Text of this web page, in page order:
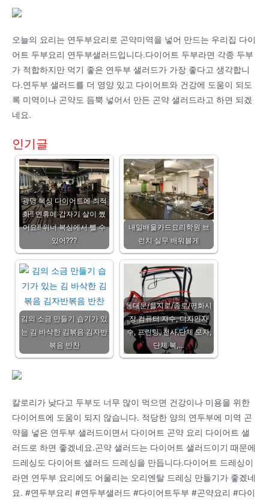
오늘의 요리는 연두부요리로 곤약미역을 넣어 만드는 우리집 다이
어트 두부요리 연두부샐러드입니다.다이어트 두부라면 각종 두부
가 적합하지만 먹기 좋은 연두부 샐러드가 가장 좋다고 생각합니
다.연두부 샐러드를 더 영양 있고 다이어트와 건강에 도움이 되도
록 미역이나 곤약도 듬뿍 넣어서 만든 곤약 샐러드라고 하면 되겠
네요.
인기글
광명 복싱 다이어트에 최적
화!! 연휴에 갑자기 살이 쪘
어요!! 위너 복싱에서 뺄 수
있어???
내일배울카드요리학원 브
런치 실무 배워볼게
김의 소금 만들기 습기가 있
는 김 바삭한 김볶음 김자반
볶음 반찬
동대문/을지로/종로/평화시
장 컴퓨터 자수, 디자인자
수, 프린팅, 전사,단체 모자,
단체 복,…
칼로리가 낮다고 두부도 너무 많이 먹으면 건강이나 미용을 위한
다이어트에 도움이 되지 않습니다. 적당한 양의 연두부에 미역 곤
약을 넣은 연두부 샐러드이면서 다이어트 곤약 요리 다이어트 샐
러드로 하면 좋겠네요.곤약 샐러드는 다이어트 샐러드이기 때문에
드레싱도 다이어트 샐러드 드레싱을 만듭니다.다이어트 드레싱이
라면 연두부 요리에도 어울리는 오리엔탈 드레싱 만들기가 좋겠네
요. #연두부요리 #연두부샐러드 #다이어트두부 #곤약요리 #다이